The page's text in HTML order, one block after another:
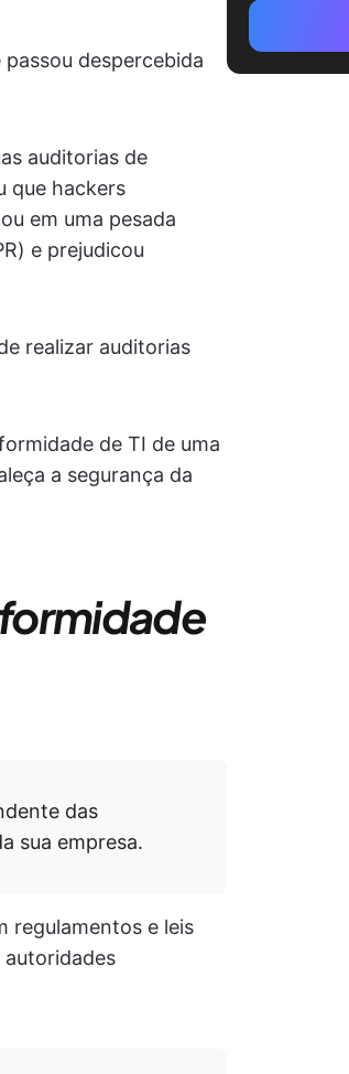
despercebida
auditorias de
que hackers
em uma pesada
e prejudicou
realizar auditorias
de TI de uma
a segurança da
das
sua empresa.
regulamentos e leis